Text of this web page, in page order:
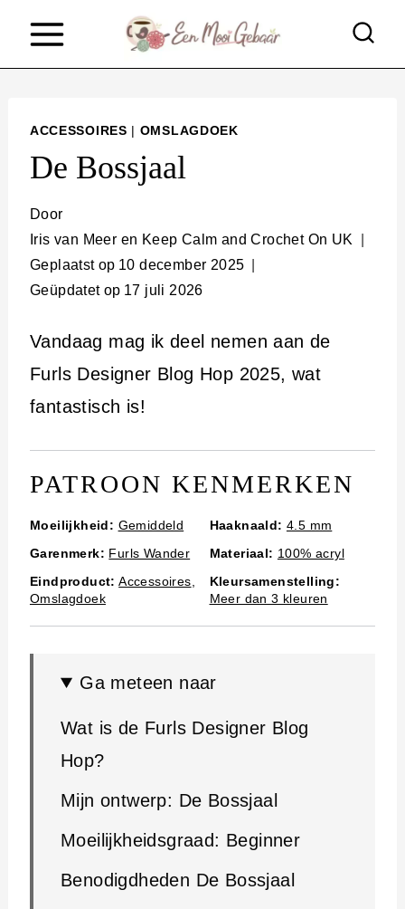
ACCESSOIRES | OMSLAGDOEK
De Bossjaal
Door
Iris van Meer en Keep Calm and Crochet On UK
Geplaatst op 10 december 2025
Geüpdatet op 17 juli 2026
Vandaag mag ik deel nemen aan de
Furls Designer Blog Hop 2025, wat
fantastisch is!
PATROON KENMERKEN
Moeilijkheid: Gemiddeld Haaknaald: 4.5 mm
Garenmerk: Furls Wander Materiaal: 100% acryl
Eindproduct: Accessoires
Omslagdoek
Kleursamenstelling:
Meer dan 3 kleuren
Ga meteen naar
Wat is de Furls Designer Blog
Hop?
Mijn ontwerp: De Bossjaal
Moeilijkheidsgraad: Beginner
Benodigdheden De Bossjaal